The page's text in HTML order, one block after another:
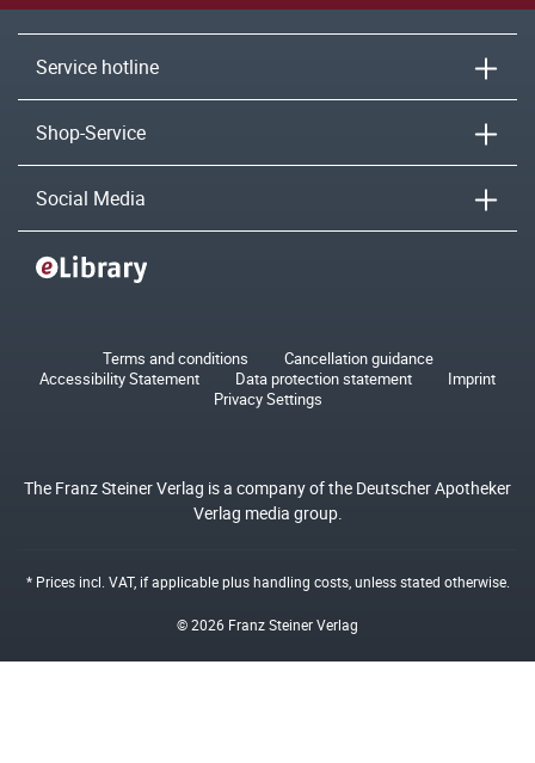
Service hotline
Shop-Service
Social Media
Terms and conditions
Cancellation guidance
Accessibility Statement
Data protection statement
Imprint
Privacy Settings
The Franz Steiner Verlag is a company of the Deutscher Apotheker
Verlag media group.
* Prices incl. VAT, if applicable plushandling costs, unless stated otherwise.
© 2026 Franz Steiner Verlag